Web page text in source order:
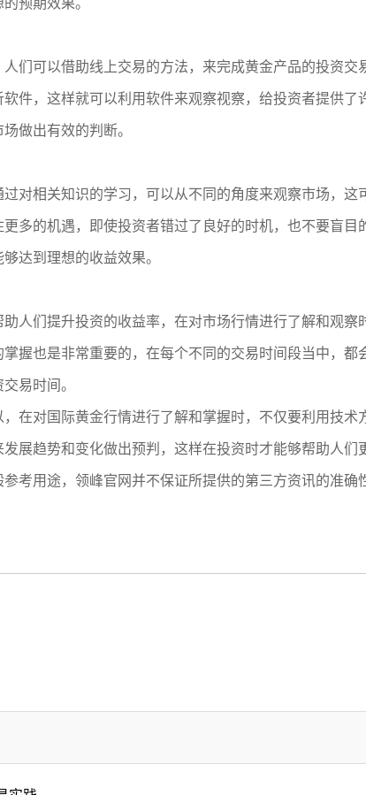
预期效果。
们可以借助线上交易的方法，来完成黄金产品的投资
件，这样就可以利用软件来观察视察，给投资者提供
做出有效的判断。
对相关知识的学习，可以从不同的角度来观察市场，
多的机遇，即使投资者错过了良好的时机，也不要盲
达到理想的收益效果。
人们提升投资的收益率，在对市场行情进行了解和观
握也是非常重要的，在每个不同的交易时间段当中，
易时间。
在对国际黄金行情进行了解和掌握时，不仅要利用技
展趋势和变化做出预判，这样在投资时才能够帮助人们
考用途，领峰官网并不保证所提供的第三方资讯的准